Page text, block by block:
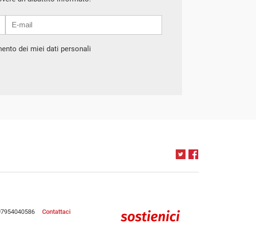
dei miei dati personali
Contattaci